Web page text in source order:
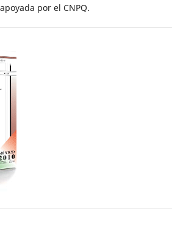
por el CNPQ.